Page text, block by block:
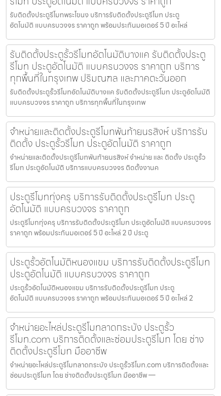
รับติดตั้งประตูรีโมทพระโขนง บริการรับติดตั้งประตูรีโมท ประตู
อัตโนมัติ แบบครบวงจร ราคาถูก พร้อมประกันมอเตอร์ 5 ปี อะไหล่
รับติดตั้งประตูรั้วรีโมทอัตโนมัติบางแค รับติดตั้งประตู
รีโมท ประตูอัตโนมัติ แบบครบวงจร ราคาถูก บริการ
ทุกพื้นที่ในกรุงเทพ ปริมณฑล และภาคตะวันออก
รับติดตั้งประตูรั้วรีโมทอัตโนมัติบางแค รับติดตั้งประตูรีโมท ประตูอัตโนมัติ
แบบครบวงจร ราคาถูก บริการทุกพื้นที่ในกรุงเทพ
จำหน่ายและติดตั้งประตูรีโมทพันท้ายนรสิงห์ บริการรับ
ติดตั้ง ประตูรั้วรีโมท ประตูอัตโนมัติ ราคาถูก
จำหน่ายและติดตั้งประตูรีโมทพันท้ายนรสิงห์ จำหน่าย และ ติดตั้ง ประตูรั้ว
รีโมท ประตูอัตโนมัติ บริการแบบครบวงจร ติดตั้งงานค
ประตูรีโมททุ่งครุ บริการรับติดตั้งประตูรีโมท ประตู
อัตโนมัติ แบบครบวงจร ราคาถูก
ประตูรีโมททุ่งครุ บริการรับติดตั้งประตูรีโมท ประตูอัตโนมัติ แบบครบวงจร
ราคาถูก พร้อมประกันมอเตอร์ 5 ปี อะไหล่ 2 ปี ประตู
ประตูรั้วอัตโนมัติหนองแขม บริการรับติดตั้งประตูรีโมท
ประตูอัตโนมัติ แบบครบวงจร ราคาถูก
ประตูรั้วอัตโนมัติหนองแขม บริการรับติดตั้งประตูรีโมท ประตู
อัตโนมัติ แบบครบวงจร ราคาถูก พร้อมประกันมอเตอร์ 5 ปี อะไหล่ 2
จำหน่ายอะไหล่ประตูรีโมทลาดกระบัง ประตูรั้ว
รีโมท.com บริการติดตั้งและซ่อมประตูรีโมท โดย ช่าง
ติดตั้งประตูรีโมท มืออาชีพ
จำหน่ายอะไหล่ประตูรีโมทลาดกระบัง ประตูรั้วรีโมท.com บริการติดตั้งและ
ซ่อมประตูรีโมท โดย ช่างติดตั้งประตูรีโมท มืออาชีพ —